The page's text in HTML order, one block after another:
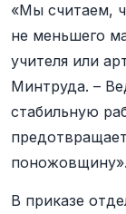
«Мы считаем,
не меньшего
учителя или
Минтруда. –
стабильную
поножовщину».
В приказе